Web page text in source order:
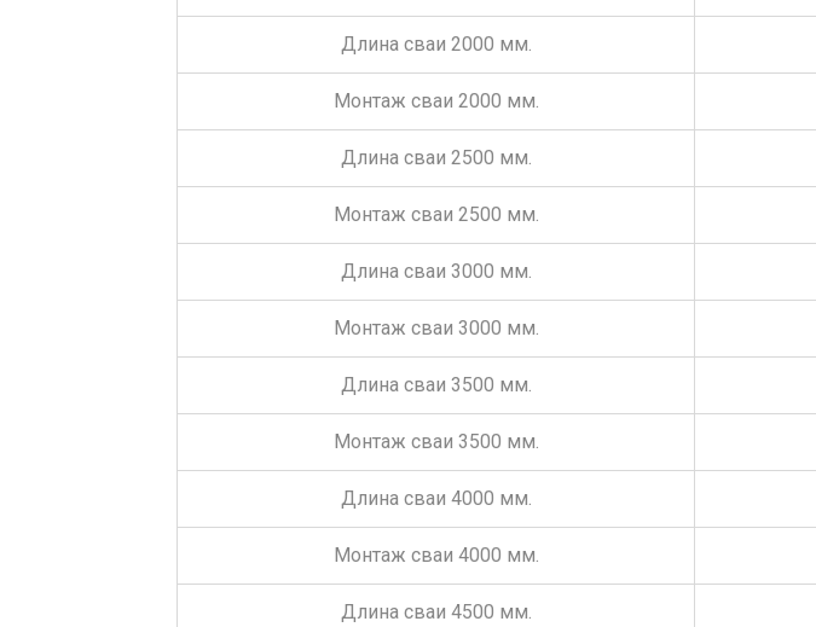
Длина сваи 2000 мм.
Монтаж сваи 2000 мм.
Длина сваи 2500 мм.
Монтаж сваи 2500 мм.
Длина сваи 3000 мм.
Монтаж сваи 3000 мм.
Длина сваи 3500 мм.
Монтаж сваи 3500 мм.
Длина сваи 4000 мм.
Монтаж сваи 4000 мм.
Длина сваи 4500 мм.